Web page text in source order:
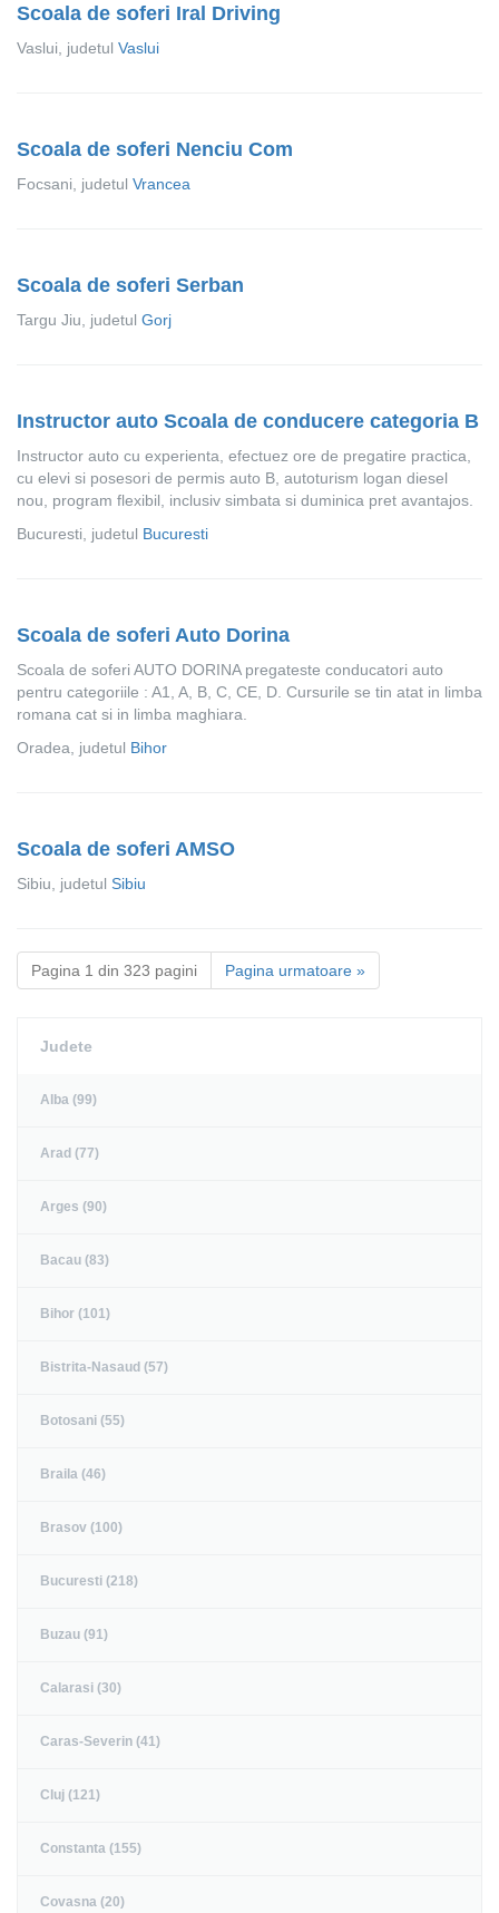
Scoala de soferi Iral Driving
Vaslui, judetul Vaslui
Scoala de soferi Nenciu Com
Focsani, judetul Vrancea
Scoala de soferi Serban
Targu Jiu, judetul Gorj
Instructor auto Scoala de conducere categoria B
Instructor auto cu experienta, efectuez ore de pregatire practica,
cu elevi si posesori de permis auto B, autoturism logan diesel
nou, program flexibil, inclusiv simbata si duminica pret avantajos.
Bucuresti, judetul Bucuresti
Scoala de soferi Auto Dorina
Scoala de soferi AUTO DORINA pregateste conducatori auto
pentru categoriile : A1, A, B, C, CE, D. Cursurile se tin atat in limba
romana cat si in limba maghiara.
Oradea, judetul Bihor
Scoala de soferi AMSO
Sibiu, judetul Sibiu
Pagina 1 din 323 pagini Pagina urmatoare »
Judete
Alba (99)
Arad (77)
Arges (90)
Bacau (83)
Bihor (101)
Bistrita-Nasaud (57)
Botosani (55)
Braila (46)
Brasov (100)
Bucuresti (218)
Buzau (91)
Calarasi (30)
Caras-Severin (41)
Cluj (121)
Constanta (155)
Covasna (20)